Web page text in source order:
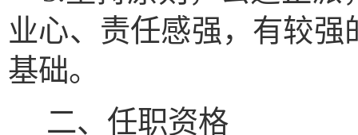
业心、责任感强，有较
基础。
二、任职资格